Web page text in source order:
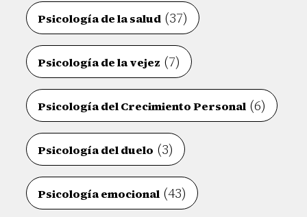
Psicología de la salud (37)
Psicología de la vejez (7)
Psicología del Crecimiento Personal (6)
Psicología del duelo (3)
Psicología emocional (43)